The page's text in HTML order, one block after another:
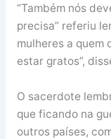
“Também nós
precisa” referiu
mulheres a quem
estar gratos”,
O sacerdote
que ficando na
outros países,